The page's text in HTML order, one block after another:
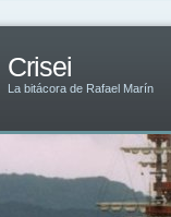
Crisei
La bitácora de Rafael Marín